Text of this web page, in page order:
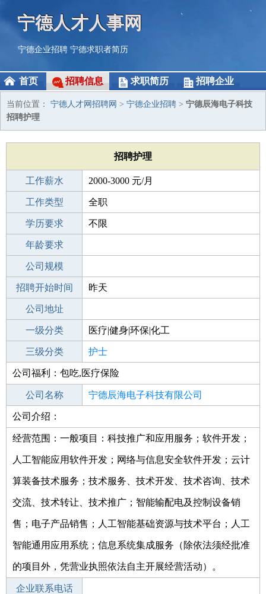
宁德人才人事网
宁德企业招聘 宁德求职者简历
首页 招聘信息 求职简历 招聘企业
当前位置： 宁德人才网招聘网 > 宁德企业招聘 > 宁德辰海电子科技
招聘护理
招聘护理
工作薪水 2000-3000 元/月
招聘人数 5人
工作类型 全职
性别要求 -
学历要求 不限
工作经验
年龄要求
工作地点
公司规模
公司电话
招聘开始时间 昨天
招聘结束时间
公司地址
一级分类 医疗|健身|环保|化工
二级分类 医疗/护理
三级分类 护士
其他行业 制药/生物工程/医护
公司福利：包吃,医疗保险
公司名称 宁德辰海电子科技有限公司
公司类型
公司介绍：
经营范围：一般项目：科技推广和应用服务；软件开发；
人工智能应用软件开发；网络与信息安全软件开发；云计
算装备技术服务；技术服务、技术开发、技术咨询、技术
交流、技术转让、技术推广；智能输配电及控制设备销
售；电子产品销售；人工智能基础资源与技术平台；人工
智能通用应用系统；信息系统集成服务（除依法须经批准
的项目外，凭营业执照依法自主开展经营活动）。
企业联系电话